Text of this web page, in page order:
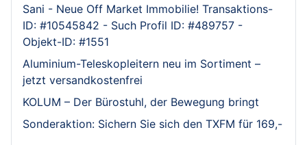
Sani - Neue Off Market Immobilie! Transaktions-
ID: #10545842 - Such Profil ID: #489757 -
Objekt-ID: #1551
Aluminium-Teleskopleitern neu im Sortiment –
jetzt versandkostenfrei
KOLUM – Der Bürostuhl, der Bewegung bringt
Sonderaktion: Sichern Sie sich den TXFM für 169,-